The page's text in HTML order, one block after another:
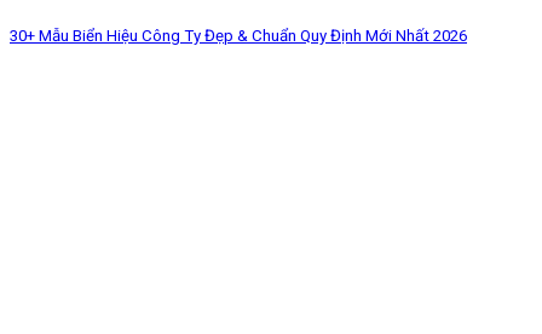
30+ Mẫu Biển Hiệu Công Ty Đẹp & Chuẩn Quy Định Mới Nhất 2026